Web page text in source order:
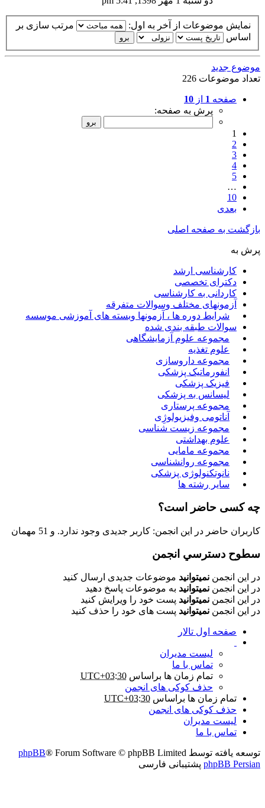
نمایش موضوعات از آخر به اول:
مرتب سازی بر
اساس
موضوع جدید
تعداد موضوعات 226
صفحه 1 از 10
پرش به صفحه:
1
2
3
4
5
…
10
بعدی
بازگشت به صفحه اصلی
پرش به
کارشناسی ارشد
دکترای تخصصی
کاردانی به کارشناسی
آزمونهای مختلف وسوالات متفرقه
شرایط دوره ها ، آزمونها وبسته های آموزشی موسسه
سوالات طبقه بندی شده
مجموعه علوم آزمایشگاهی
علوم تغذیه
مجموعه داروسازی
انفورماتیک پزشکی
فیزیک پزشکی
لیسانس به پزشکی
مجموعه پرستاری
آناتومی وفیزیولوژِی
مجموعه زیست شناسی
علوم بهداشتی
مجموعه مامایی
مجموعه روانشناسی
نانوتکنولوژی پزشکی
سایر رشته ها
چه کسی حاضر است؟
کاربران حاضر در این انجمن: کاربر جدیدی وجود ندارد. و 51 مهمان
سطوح دسترسي انجمن
در این انجمن نمیتوانید موضوعات جدیدی ارسال کنید
در این انجمن نمیتوانید به موضوعات پاسخ دهید
در این انجمن نمیتوانید پست خود را ویرایش کنید
در این انجمن نمیتوانید پست های خود را حذف کنید
صفحه اول تالار
لیست مدیران
تماس با ما
تمام زمان ها براساس UTC+03:30
حذف کوکی های انجمن
تمام زمان ها براساس UTC+03:30
حذف کوکی های انجمن
لیست مدیران
تماس با ما
توسعه یافته توسط phpBB® Forum Software © phpBB Limited
phpBB Persian پشتیبانی فارسی